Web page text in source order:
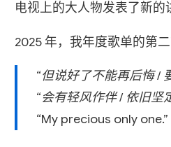
电视上的大人物发表了新的
2025 年，我年度歌单的第
“但说好了不能再后悔 /
“会有轻风作伴 / 依旧坚
“My precious only one.”